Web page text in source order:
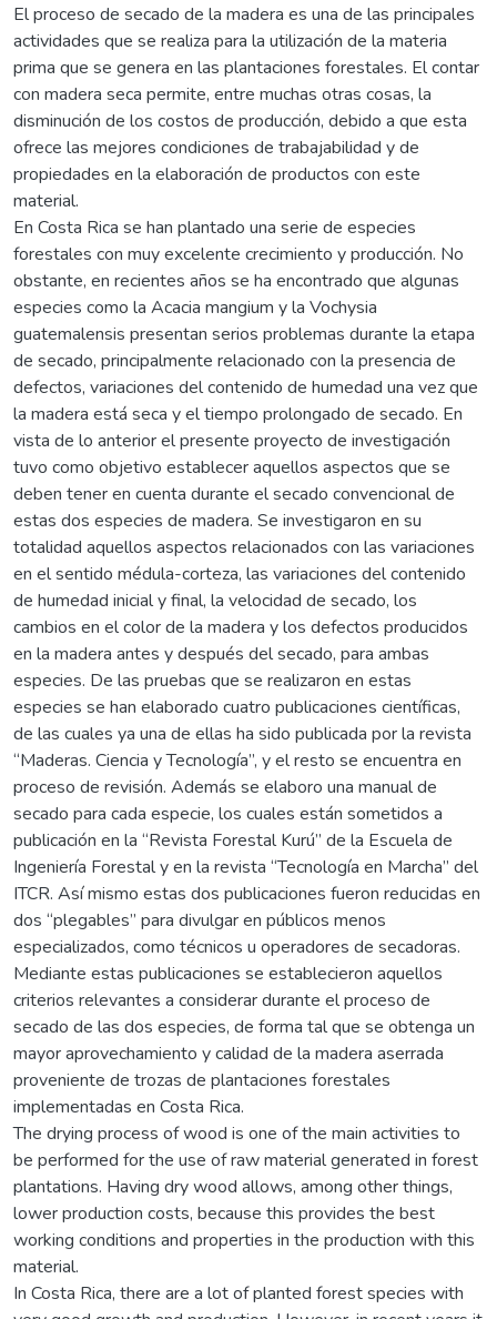
El proceso de secado de la madera es una de las principales
actividades que se realiza para la utilización de la materia
prima que se genera en las plantaciones forestales. El contar
con madera seca permite, entre muchas otras cosas, la
disminución de los costos de producción, debido a que esta
ofrece las mejores condiciones de trabajabilidad y de
propiedades en la elaboración de productos con este
material.
En Costa Rica se han plantado una serie de especies
forestales con muy excelente crecimiento y producción. No
obstante, en recientes años se ha encontrado que algunas
especies como la Acacia mangium y la Vochysia
guatemalensis presentan serios problemas durante la etapa
de secado, principalmente relacionado con la presencia de
defectos, variaciones del contenido de humedad una vez que
la madera está seca y el tiempo prolongado de secado. En
vista de lo anterior el presente proyecto de investigación
tuvo como objetivo establecer aquellos aspectos que se
deben tener en cuenta durante el secado convencional de
estas dos especies de madera. Se investigaron en su
totalidad aquellos aspectos relacionados con las variaciones
en el sentido médula-corteza, las variaciones del contenido
de humedad inicial y final, la velocidad de secado, los
cambios en el color de la madera y los defectos producidos
en la madera antes y después del secado, para ambas
especies. De las pruebas que se realizaron en estas
especies se han elaborado cuatro publicaciones científicas,
de las cuales ya una de ellas ha sido publicada por la revista
“Maderas. Ciencia y Tecnología”, y el resto se encuentra en
proceso de revisión. Además se elaboro una manual de
secado para cada especie, los cuales están sometidos a
publicación en la “Revista Forestal Kurú” de la Escuela de
Ingeniería Forestal y en la revista “Tecnología en Marcha” del
ITCR. Así mismo estas dos publicaciones fueron reducidas en
dos “plegables” para divulgar en públicos menos
especializados, como técnicos u operadores de secadoras.
Mediante estas publicaciones se establecieron aquellos
criterios relevantes a considerar durante el proceso de
secado de las dos especies, de forma tal que se obtenga un
mayor aprovechamiento y calidad de la madera aserrada
proveniente de trozas de plantaciones forestales
implementadas en Costa Rica.
The drying process of wood is one of the main activities to
be performed for the use of raw material generated in forest
plantations. Having dry wood allows, among other things,
lower production costs, because this provides the best
working conditions and properties in the production with this
material.
In Costa Rica, there are a lot of planted forest species with